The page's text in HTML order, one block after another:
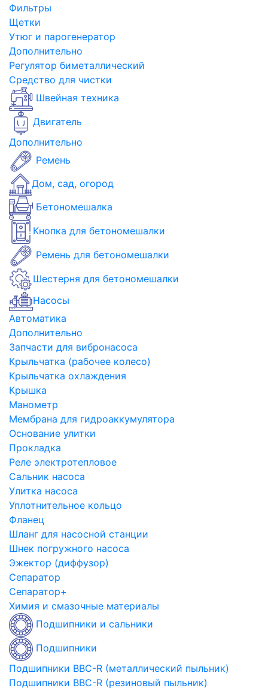
Фильтры
Щетки
Утюг и парогенератор
Дополнительно
Регулятор биметаллический
Средство для чистки
Швейная техника
Двигатель
Дополнительно
Ремень
Дом, сад, огород
Бетономешалка
Кнопка для бетономешалки
Ремень для бетономешалки
Шестерня для бетономешалки
Насосы
Автоматика
Дополнительно
Запчасти для вибронасоса
Крыльчатка (рабочее колесо)
Крыльчатка охлаждения
Крышка
Манометр
Мембрана для гидроаккумулятора
Основание улитки
Прокладка
Реле электротепловое
Сальник насоса
Улитка насоса
Уплотнительное кольцо
Фланец
Шланг для насосной станции
Шнек погружного насоса
Эжектор (диффузор)
Сепаратор
Сепаратор+
Химия и смазочные материалы
Подшипники и сальники
Подшипники
Подшипники BBC-R (металлический пыльник)
Подшипники BBC-R (резиновый пыльник)